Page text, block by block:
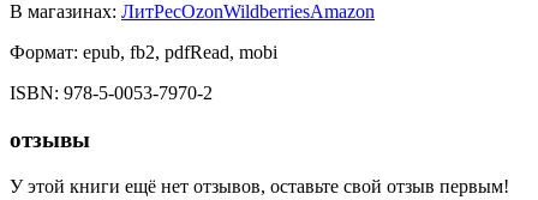
В магазинах: ЛитРесOzonWildberriesAmazon
Формат: epub, fb2, pdfRead, mobi
ISBN: 978-5-0053-7970-2
отзывы
У этой книги ещё нет отзывов, оставьте свой отзыв первым!